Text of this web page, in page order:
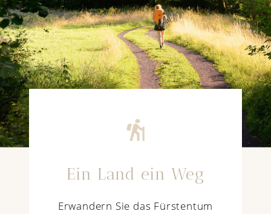
Ein Land ein Weg
Erwandern Sie das Fürstentum